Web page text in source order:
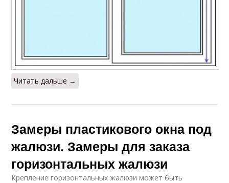
Читать дальше →
Замеры пластикового окна под
жалюзи. Замеры для заказа
горизонтальных жалюзи
Крепление горизонтальных жалюзи может быть